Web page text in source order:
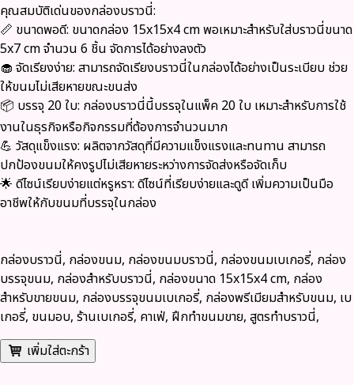
คุณสมบัติเด่นของกล่องบราวนี่:
📏 ขนาดพอดี: ขนาดกล่อง 15x15x4 cm พอเหมาะสำหรับใส่บราวนี่ขนาด
5x7 cm จำนวน 6 ชิ้น จัดการได้อย่างลงตัว
🧁 จัดเรียงง่าย: สามารถจัดเรียงบราวนี่ในกล่องได้อย่างเป็นระเบียบ ช่วย
ให้ขนมไม่เสียหายขณะขนส่ง
📦 บรรจุ 20 ใบ: กล่องบราวนี่นี้บรรจุในแพ็ค 20 ใบ เหมาะสำหรับการใช้
งานในธุรกิจหรือกิจกรรมที่ต้องการจำนวนมาก
💪 วัสดุแข็งแรง: ผลิตจากวัสดุที่มีความแข็งแรงและทนทาน สามารถ
ปกป้องขนมให้คงรูปไม่เสียหายระหว่างการจัดส่งหรือจัดเก็บ
🌟 ดีไซน์เรียบง่ายแต่หรูหรา: ดีไซน์ที่เรียบง่ายและดูดี เพิ่มความเป็นมือ
อาชีพให้กับขนมที่บรรจุในกล่อง
กล่องบราวนี่, กล่องขนม, กล่องขนมบราวนี่, กล่องขนมเบเกอรี่, กล่อง
บรรจุขนม, กล่องสำหรับบราวนี่, กล่องขนาด 15x15x4 cm, กล่อง
สำหรับขายขนม, กล่องบรรจุขนมเบเกอรี่, กล่องพรีเมียมสำหรับขนม, เบ
เกอรี่, ขนมอบ, ร้านเบเกอรี่, คาเฟ่, ฝึกทำขนมขาย, สูตรทำบราวนี่,
เพิ่มใส่ตะกร้า